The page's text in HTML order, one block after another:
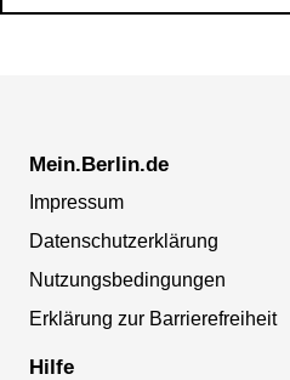
Mein.Berlin.de
Impressum
Datenschutzerklärung
Nutzungsbedingungen
Erklärung zur Barrierefreiheit
Hilfe